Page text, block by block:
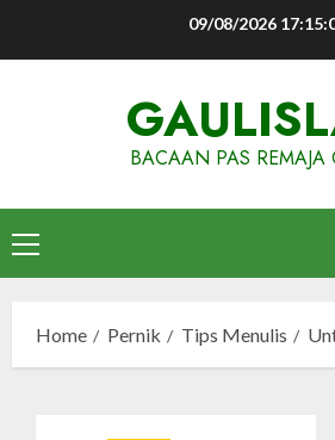
09/08/2026
BACAAN PAS REMAJA
Primary
Menu
Home Pernik Tips Menulis